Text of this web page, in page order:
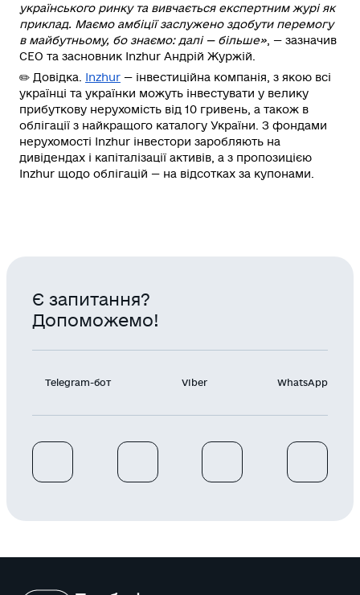
українського ринку та вивчається експертним журі як
приклад. Маємо амбіції заслужено здобути перемогу
в майбутньому, бо знаємо: далі — більше» , — зазначив
СЕО та засновник Inzhur Андрій Журжій.
✏️ Довідка Inzhur — інвестиційна компанія, з якою всі
українці та українки можуть інвестувати у велику
прибуткову нерухомість від 10 гривень, а також в
облігації з найкращого каталогу України. З фондами
нерухомості Inzhur інвестори заробляють на
дивідендах і капіталізації активів, а з пропозицією
Inzhur щодо облігацій — на відсотках за купонами.
Є запитання?
Допоможемо!
Telegram-бот Viber WhatsApp